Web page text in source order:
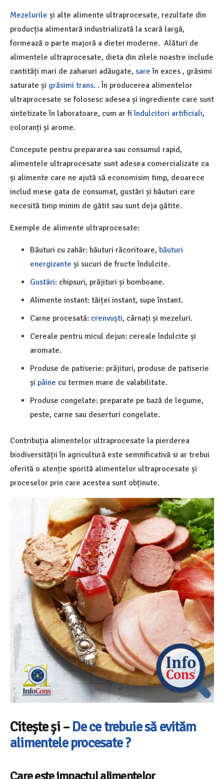
Mezelurile și alte alimente ultraprocesate, rezultate din
producția alimentară industrializată la scară largă,
formează o parte majoră a dietei moderne. Alături de
alimentele ultraprocesate, dieta din zilele noastre include
cantități mari de zaharuri adăugate, sare în exces , grăsimi
saturate și grăsimi trans. . În producerea alimentelor
ultraprocesate se folosesc adesea și ingrediente care sunt
sintetizate în laboratoare, cum ar fiîndulcitori artificiali,
coloranți și arome.
Concepute pentru prepararea sau consumul rapid,
alimentele ultraprocesate sunt adesea comercializate ca
și alimente care ne ajută să economisim timp, deoarece
includ mese gata de consumat, gustări și băuturi care
necesită timp minim de gătit sau sunt deja gătite.
Exemple de alimente ultraprocesate:
Băuturi cu zahăr: băuturi răcoritoare, băuturi
energizante și sucuri de fructe îndulcite.
Gustări: chipsuri, prăjituri și bomboane.
Alimente instant: tăiței instant, supe înstant.
Carne procesată: crenvuști, cârnați și mezeluri.
Cereale pentru micul dejun: cereale îndulcite și
aromate.
Produse de patiserie: prăjituri, produse de patiserie
și pâine cu termen mare de valabilitate.
Produse congelate: preparate pe bază de legume,
peste, carne sau deserturi congelate.
Contribuția alimentelor ultraprocesate la pierderea
biodiversității în agricultură este semnificativă si ar trebui
oferită o atenție sporită alimentelor ultraprocesate și
proceselor prin care acestea sunt obținute.
Citește și –De ce trebuie să evităm
alimentele procesate ?
Care este impactul alimentelor